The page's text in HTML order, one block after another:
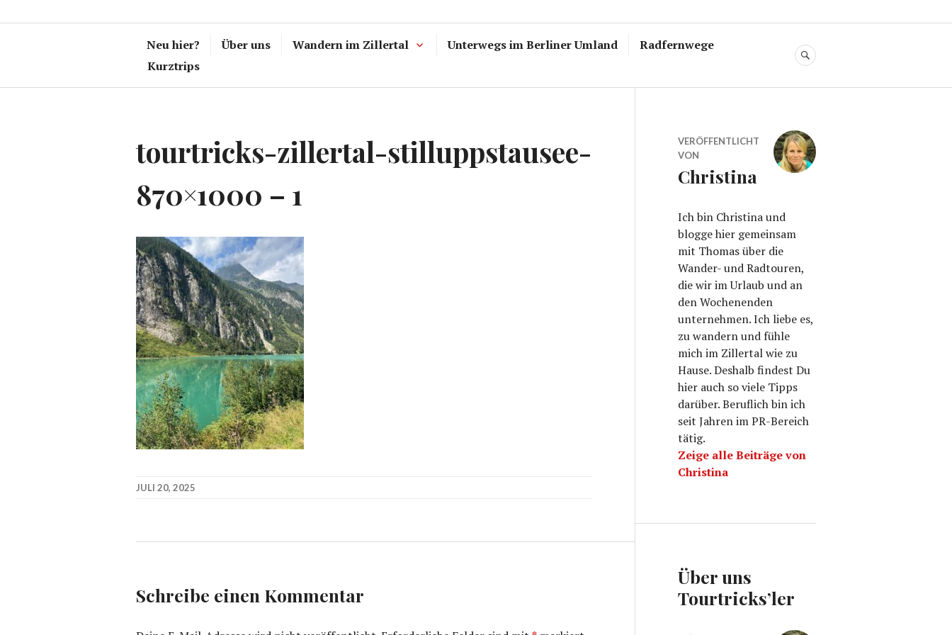
Neu hier? Über uns Wandern im Zillertal Unterwegs im Berliner Umland
Radfernwege
Kurztrips
SUCHE
tourtricks-zillertal-stilluppstausee-
870×1000 – 1
JULI 20, 2025
Schreibe einen Kommentar
VERÖFFENTLICHT
VON
Christina
Ich bin Christina und
blogge hier gemeinsam
mit Thomas über die
Wander- und Radtouren,
die wir im Urlaub und an
den Wochenenden
unternehmen. Ich liebe es,
zu wandern und fühle
mich im Zillertal wie zu
Hause. Deshalb findest Du
hier auch so viele Tipps
darüber. Beruflich bin ich
seit Jahren im PR-Bereich
tätig.
Zeige alle Beiträge von
Christina
Über uns
Tourtricks’ler